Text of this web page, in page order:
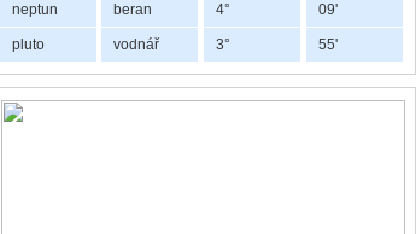
Retrográdní Chiron v Býku a Beranu
neptun beran 4° 09'
pluto vodnář 3° 55'